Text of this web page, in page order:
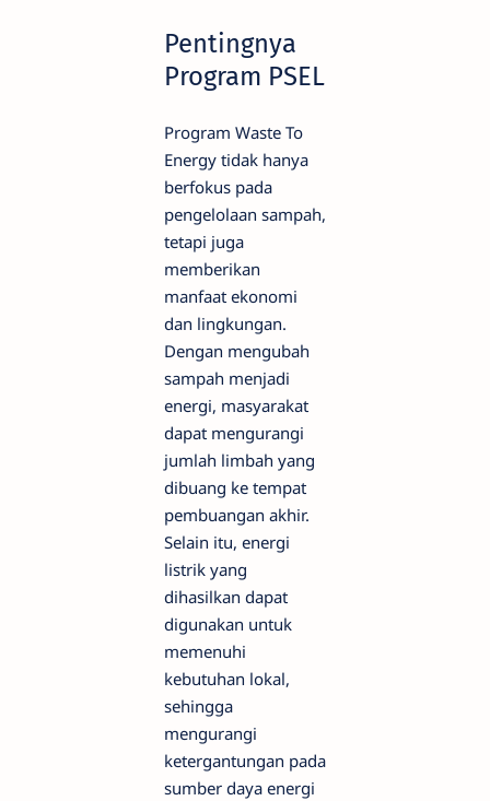
Pentingnya
Program PSEL
Program Waste To
Energy tidak hanya
berfokus pada
pengelolaan sampah,
tetapi juga
memberikan
manfaat ekonomi
dan lingkungan.
Dengan mengubah
sampah menjadi
energi, masyarakat
dapat mengurangi
jumlah limbah yang
dibuang ke tempat
pembuangan akhir.
Selain itu, energi
listrik yang
dihasilkan dapat
digunakan untuk
memenuhi
kebutuhan lokal,
sehingga
mengurangi
ketergantungan pada
sumber daya energi